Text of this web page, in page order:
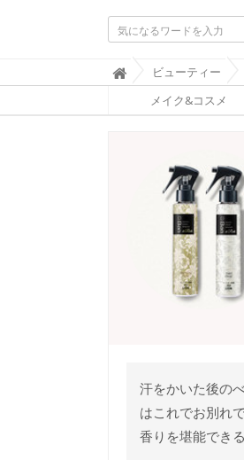
ふ
ぉ
ち
ビューティー
メイク&コスメ
汗をかいた後の
はこれでお別れ
香りを堪能でき